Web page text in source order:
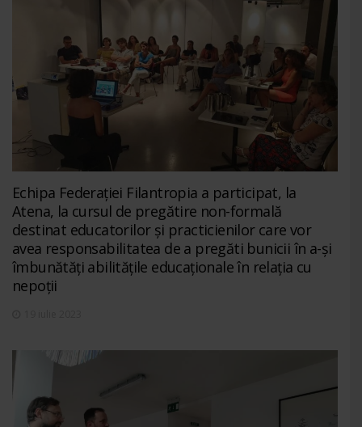
Echipa Federației Filantropia a participat, la
Atena, la cursul de pregătire non-formală
destinat educatorilor și practicienilor care vor
avea responsabilitatea de a pregăti bunicii în a-și
îmbunătăți abilitățile educaționale în relația cu
nepoții